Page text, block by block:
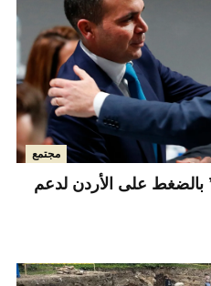
مجتمع
بالضغط على الأردن لدعم